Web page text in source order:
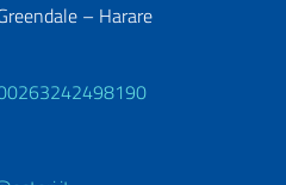
– Harare